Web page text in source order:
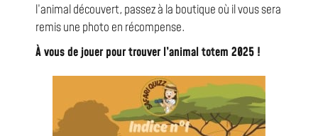
l’animal découvert, passez à la boutique où il vous sera
remis une photo en récompense.
À vous de jouer pour trouver l’animal totem 2025 !